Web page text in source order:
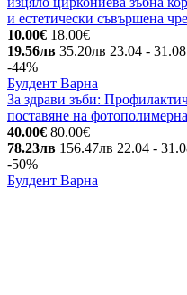
и естетически съвършена
10.00€ 18.00€
19.56лв 35.20лв 23.04 - 31.08
-44%
Булдент Варна
За здрави зъби:
поставяне на
40.00€ 80.00€
78.23лв 156.47лв 22.04 -
-50%
Булдент Варна